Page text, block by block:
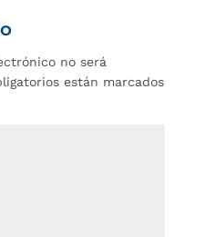
no será
están marcados